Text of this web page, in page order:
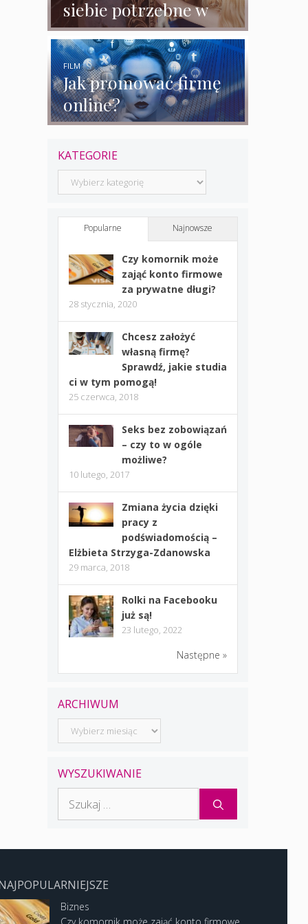
siebie potrzebne w
biznesie?
Jak promować firmę
online?
FILM
KATEGORIE
Kategorie
Popularne Najnowsze
Czy komornik może
zająć konto firmowe
za prywatne długi?
28 stycznia, 2020
Chcesz założyć
własną firmę?
Sprawdź, jakie studia
ci w tym pomogą!
25 czerwca, 2018
Seks bez zobowiązań
– czy to w ogóle
możliwe?
10 lutego, 2017
Zmiana życia dzięki
pracy z
podświadomością –
Elżbieta Strzyga-Zdanowska
29 marca, 2018
Rolki na Facebooku
już są!
23 lutego, 2022
Następne »
ARCHIWUM
Archiwum
WYSZUKIWANIE
Biznes